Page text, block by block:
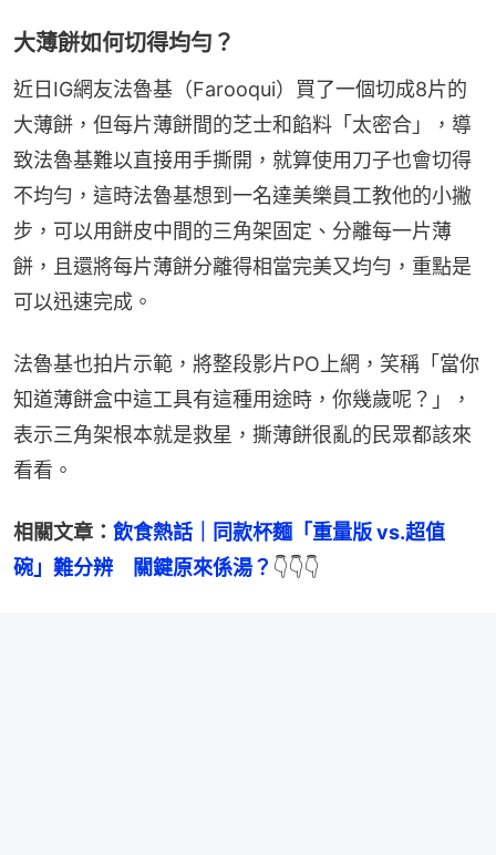
大薄餅如何切得均勻？
近日IG網友法魯基（Farooqui）買了一個切成8片的
大薄餅，但每片薄餅間的芝士和餡料「太密合」，導
致法魯基難以直接用手撕開，就算使用刀子也會切得
不均勻，這時法魯基想到一名達美樂員工教他的小撇
步，可以用餅皮中間的三角架固定、分離每一片薄
餅，且還將每片薄餅分離得相當完美又均勻，重點是
可以迅速完成。
法魯基也拍片示範，將整段影片PO上網，笑稱「當你
知道薄餅盒中這工具有這種用途時，你幾歲呢？」，
表示三角架根本就是救星，撕薄餅很亂的民眾都該來
看看。
相關文章： 飲食熱話｜同款杯麵「重量版 vs.超值
碗」難分辨　關鍵原來係湯？ 👇👇👇